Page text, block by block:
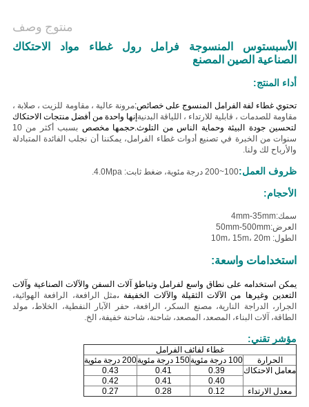
منتوج وصف
الأسبستوس المنسوجة فرامل رول غطاء مواد الاحتكاك
الصناعية الصين المصنع
أداء المنتج:
تحتوي غطاء لفة الفرامل المنسوج على خصائص:مرونة عالية ، مقاومة للزيت ، صلابة ،
مقاومة للصدمات ، قابلية للارتداء ، اللياقة البدنية إنها واحدة من أفضل منتجات الاحتكاك
لتحسين جودة البيئة وحماية الناس من التلوث.حجمها مخصص
بسبب أكثر من 10
سنوات من الخبرة في تصنيع أدوات غطاء الفرامل، يمكننا أن نجلب الفائدة المتبادلة
والأرباح لك ولنا.
ظروف العمل:100~200 درجة مئوية، ضغط ثابت: 4.0Mpa.
الأحجام:
سمك:4mm-35mm
العرض:50mm-500mm
الطول: 10m، 15m، 20m
استخدامات واسعة:
يمكن استخدامه على نطاق واسع لفرامل وتباطؤ آلات السفن والآلات الصناعية وآلات
التعدين وغيرها من الآلات الثقيلة والآلات الخفيفة ،مثل الرافعة، الرافعة الهوائية،
الجرار، الدراجة النارية، مصنع السكر، الرافعة، حفر الآبار النفطية، الخلاط، مولد
الطاقة، آلات البناء، المصعد، المصعد، شاحنة، شاحنة خفيفة، الخ.
مؤشر تقني:
غطاء لفائف الفرامل
الحرارة
100 درجة مئوية 150 درجة مئوية
200 درجة مئوية
معامل الاحتكاك
0.39
0.41
0.43
0.40
0.41
0.42
معدل الارتداء
0.12
0.28
0.27